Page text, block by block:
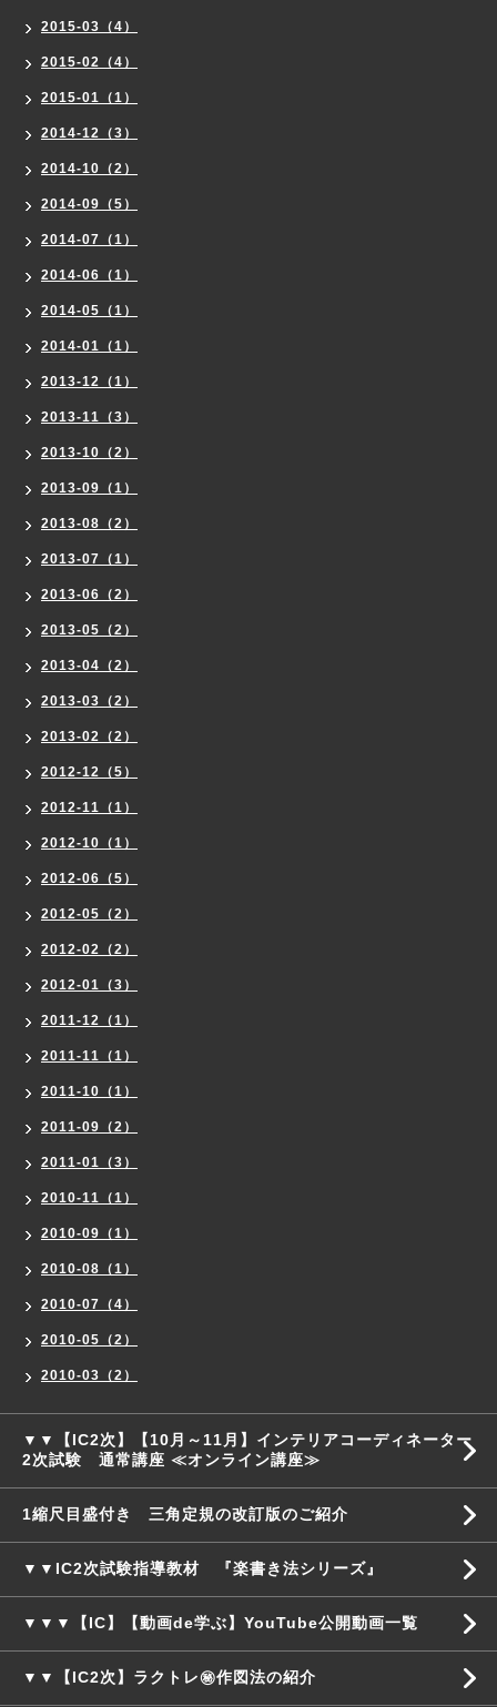
2015-03（4）
2015-02（4）
2015-01（1）
2014-12（3）
2014-10（2）
2014-09（5）
2014-07（1）
2014-06（1）
2014-05（1）
2014-01（1）
2013-12（1）
2013-11（3）
2013-10（2）
2013-09（1）
2013-08（2）
2013-07（1）
2013-06（2）
2013-05（2）
2013-04（2）
2013-03（2）
2013-02（2）
2012-12（5）
2012-11（1）
2012-10（1）
2012-06（5）
2012-05（2）
2012-02（2）
2012-01（3）
2011-12（1）
2011-11（1）
2011-10（1）
2011-09（2）
2011-01（3）
2010-11（1）
2010-09（1）
2010-08（1）
2010-07（4）
2010-05（2）
2010-03（2）
▼▼【IC2次】【10月～11月】インテリアコーディネーター
2次試験 通常講座 ≪オンライン講座≫
1縮尺目盛付き 三角定規の改訂版のご紹介
▼▼IC2次試験指導教材 『楽書き法シリーズ』
▼▼▼【IC】【動画de学ぶ】YouTube公開動画一覧
▼▼【IC2次】ラクトレ㊙作図法の紹介